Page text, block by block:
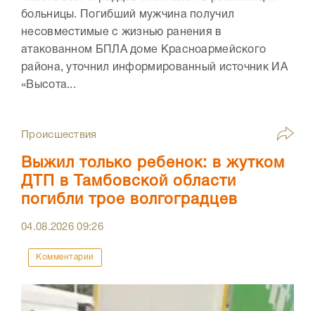
больницы. Погибший мужчина получил
несовместимые с жизнью ранения в
атакованном БПЛА доме Красноармейского
района, уточнил информированный источник ИА
«Высота...
Происшествия
Выжил только ребенок: в жутком
ДТП в Тамбовской области
погибли трое волгоградцев
04.08.202609:26
Комментарии